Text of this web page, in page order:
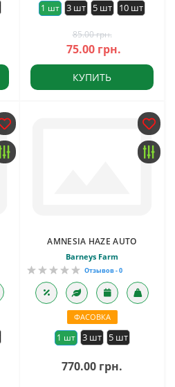
1 шт 3 шт 5 шт 10 шт
85.00 грн.
75.00 грн.
КУПИТЬ
AMNESIA HAZE AUTO
Barneys Farm
Отзывов - 0
ФАСОВКА
1 шт 3 шт 5 шт
770.00 грн.